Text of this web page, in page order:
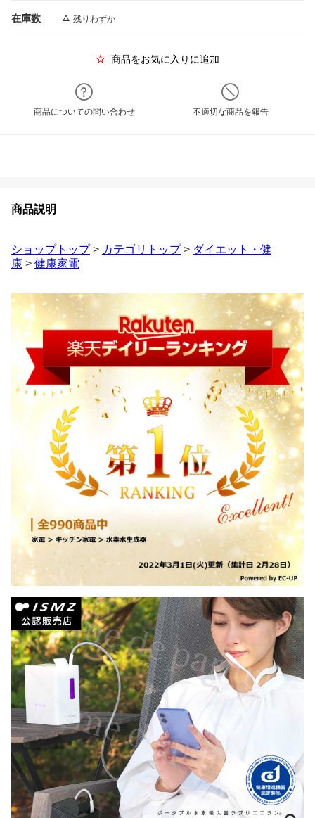
在庫数 残りわずか
商品をお気に入りに追加
商品についての問い合わせ 不適切な商品を報告
商品説明
ショップトップ> カテゴリトップ> ダイエット・健
康 > 健康家電